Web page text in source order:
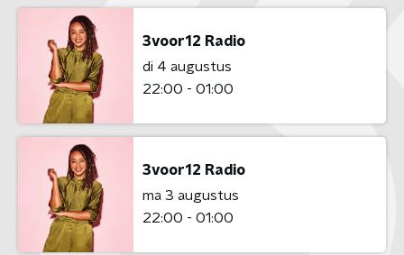
3voor12 Radio
di 4 augustus
22:00 - 01:00
3voor12 Radio
ma 3 augustus
22:00 - 01:00